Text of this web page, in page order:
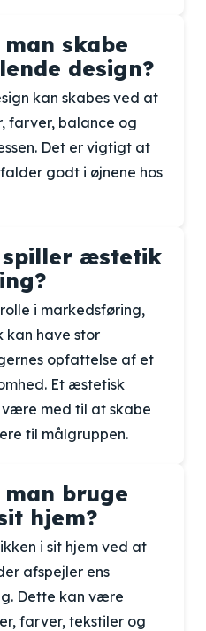
skabe
design?
kan skabes ved at
farver, balance og
Det er vigtigt at
godt i øjnene hos
æstetik
i markedsføring,
kan have stor
opfattelse af et
Et æstetisk
med til at skabe
til målgruppen.
bruge
hjem?
i sit hjem ved at
afspejler ens
Dette kan være
farver, tekstiler og